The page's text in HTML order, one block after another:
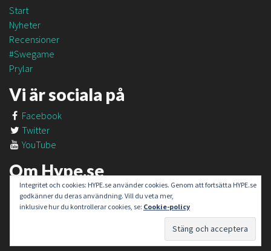
Start
Nyheter
Recensioner
#Swegame
Prylar
Vi är sociala på
Facebook
Twitter
YouTube
Om Hype.se
Om oss
Om #SweGame
Integritet och cookies: HYPE.se använder cookies. Genom att fortsätta HYPE.se
godkänner du deras användning. Vill du veta mer,
inklusive hur du kontrollerar cookies, se: Cookie-policy